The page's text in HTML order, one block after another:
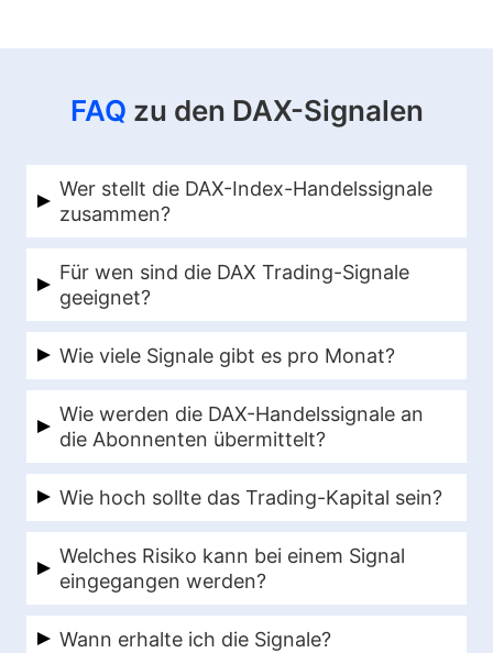
FAQ zu den DAX-Signalen
Wer stellt die DAX-Index-Handelssignale
zusammen?
Die Handelssignale werden von Profi-Trader
Peter Zöller ausgesucht.
Für wen sind die DAX Trading-Signale
geeignet?
Dieser Signaldienst richtet sich an
anspruchsvolle Trader und Anleger und kann
auch von Berufstätigen einfach umgesetzt
werden.
Wie viele Signale gibt es pro Monat?
Im Durchschnitt bekommen wir 3–5 Signale
pro Monat.
Wie werden die DAX-Handelssignale an
die Abonnenten übermittelt?
Unsere Handelssignale und
Positionsanpassungen werden unseren
Kunden per Telegram App zugestellt. Bei
jedem neuen Handelssignal und bei wichtigen
Positionsanpassungen erhältst du ein Update.
Wie hoch sollte das Trading-Kapital sein?
Wir empfehlen eine Mindestkontogröße von
5.000 Euro.
Welches Risiko kann bei einem Signal
eingegangen werden?
Wir empfehlen dir immer maximal 2 % des
Wann erhalte ich die Signale?